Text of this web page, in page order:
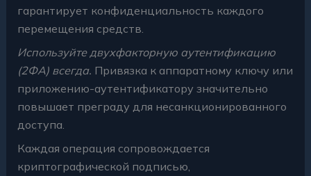
гарантирует конфиденциальность каждого
перемещения средств.
Используйте двухфакторную аутентификацию
(2ФА) всегда. Привязка к аппаратному ключу или
приложению-аутентификатору значительно
повышает преграду для несанкционированного
доступа.
Каждая операция сопровождается
криптографической подписью,